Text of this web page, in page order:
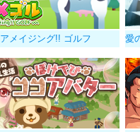
アメイジング!! ゴルフ